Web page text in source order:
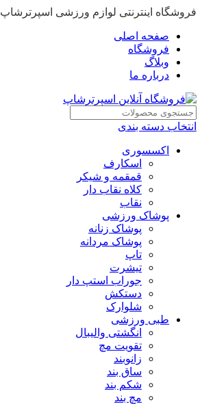
فروشگاه اینترنتی لوازم ورزشی اسپرترشاپ
صفحه اصلی
فروشگاه
وبلاگ
درباره ما
انتخاب دسته بندی
اکسسوری
اسکارف
قمقمه و شیکر
کلاه نقاب دار
نقاب
پوشاک ورزشی
پوشاک زنانه
پوشاک مردانه
تاپ
تیشرت
جوراب استپ دار
دستکش
شلوارک
طبی ورزشی
انگشتی واليبال
تقویت مچ
زانوبند
ساق بند
شکم بند
مچ بند